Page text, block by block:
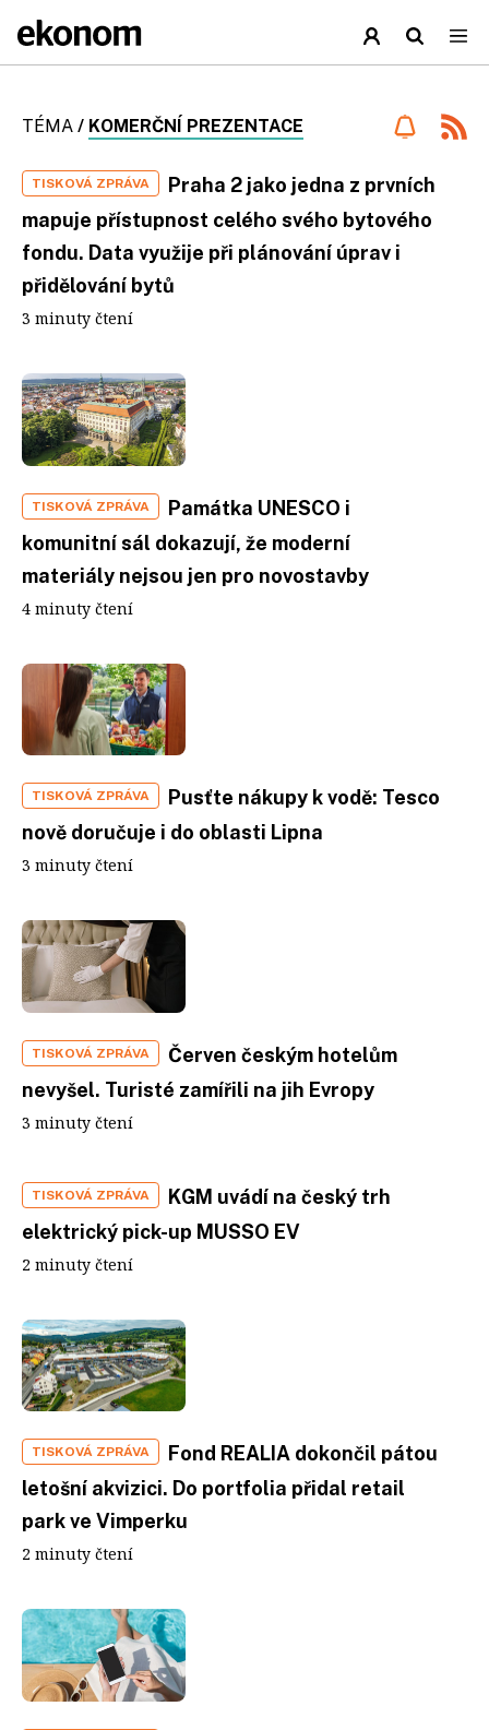
TÉMA / KOMERČNÍ PREZENTACE
TISKOVÁ ZPRÁVA
Praha 2 jako jedna z prvních
mapuje přístupnost celého svého bytového
fondu. Data využije při plánování úprav i
přidělování bytů
3 minuty čtení
TISKOVÁ ZPRÁVA
Památka UNESCO i
komunitní sál dokazují, že moderní
materiály nejsou jen pro novostavby
4 minuty čtení
TISKOVÁ ZPRÁVA
Pusťte nákupy k vodě: Tesco
nově doručuje i do oblasti Lipna
3 minuty čtení
TISKOVÁ ZPRÁVA
Červen českým hotelům
nevyšel. Turisté zamířili na jih Evropy
3 minuty čtení
TISKOVÁ ZPRÁVA
KGM uvádí na český trh
elektrický pick-up MUSSO EV
2 minuty čtení
TISKOVÁ ZPRÁVA
Fond REALIA dokončil pátou
letošní akvizici. Do portfolia přidal retail
park ve Vimperku
2 minuty čtení